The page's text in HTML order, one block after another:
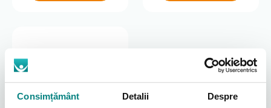
Consimțământ Detalii Despre